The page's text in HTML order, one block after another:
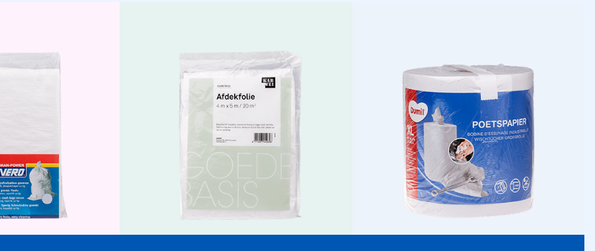
遮盖膜
快速有效地保护表面。我们的遮盖膜坚固、
防水，是油漆和翻新工作的理想选择。
（重型）擦拭/清洁纸
超强且超强吸水性。我们的清洁纸适合高强
度使用。